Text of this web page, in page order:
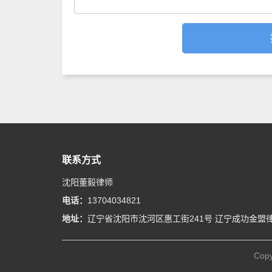
联系方式
沈阳董毅律师
电话： 13704034821
地址： 辽宁省沈阳市沈河区惠工街241号 辽宁成功金盟